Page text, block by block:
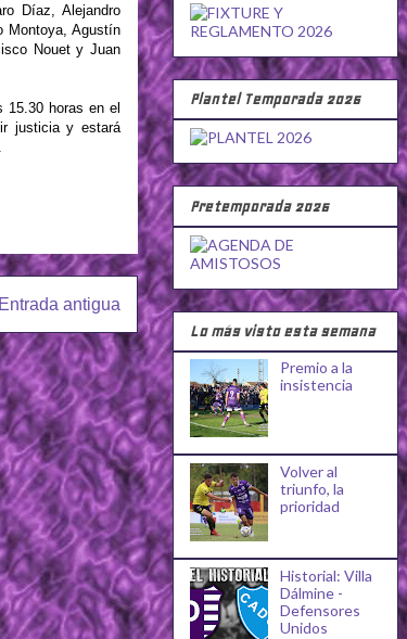
Díaz, Alejandro
Montoya, Agustín
Nouet y Juan
15.30 horas en el
justicia y estará
Entrada antigua
Plantel Temporada 2026
Pretemporada 2026
Lo más visto esta semana
Premio a la
insistencia
Volver al
triunfo, la
prioridad
Historial: Villa
Dálmine -
Defensores
Unidos